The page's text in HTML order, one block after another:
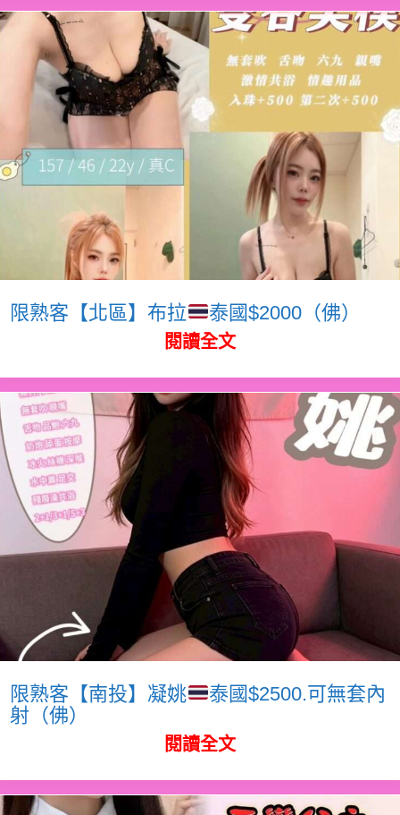
限熟客【北區】布拉 泰國$2000（佛）
閱讀全文
限熟客【南投】凝姚
泰國$2500.可無套內
射（佛）
閱讀全文